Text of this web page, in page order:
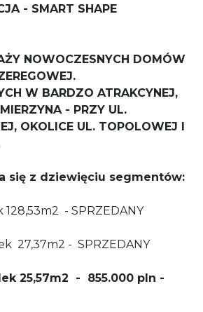
- SMART SHAPE
NOWOCZESNYCH DOMÓW
W BARDZO ATRAKCYNEJ,
- PRZY UL.
OKOLICE UL. TOPOLOWEJ I
się z dziewięciu segmentów:
128,53m2 - SPRZEDANY
27,37m2 - SPRZEDANY
25,57m2 - 855.000 pln -